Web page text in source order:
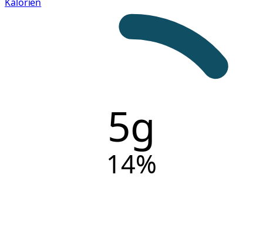
5g
14%